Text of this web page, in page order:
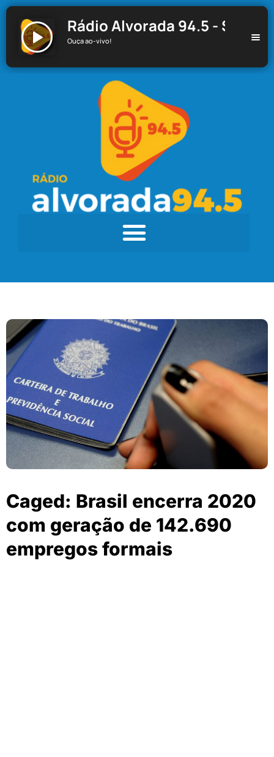
Rádio Alvorada 94.5 - Santa
Ouça ao-vivo!
Caged: Brasil encerra 2020
com geração de 142.690
empregos formais